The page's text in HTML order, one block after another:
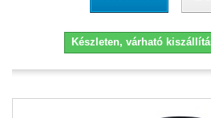
Készleten, várható